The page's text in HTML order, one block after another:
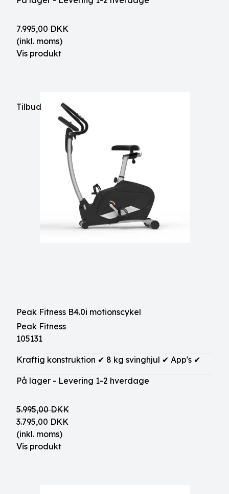
7.995,00 DKK
(inkl. moms)
Vis produkt
Tilbud
Peak Fitness B4.0i motionscykel
Peak Fitness
105131
Kraftig konstruktion ✔ 8 kg svinghjul ✔ App's ✔
På lager - Levering 1-2 hverdage
5.995,00 DKK
3.795,00 DKK
(inkl. moms)
Vis produkt